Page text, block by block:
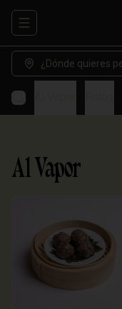
Abrir menu de
¿Dónde quieres
Al Vapor